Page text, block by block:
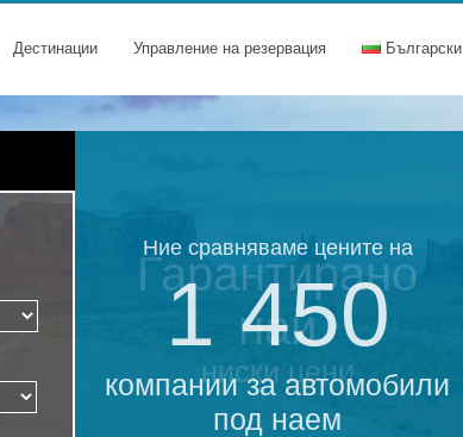
Дестинации Управление на резервация Български
Ние сравняваме цените на
1 450
компании за автомобили
под наем
Гарантирано
най
ниски цени